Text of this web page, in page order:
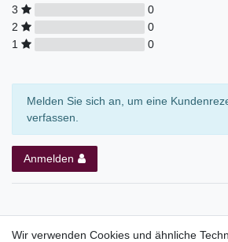
3
0
2
0
1
0
Melden Sie sich an, um eine
verfassen.
Anmelden
Wir verwenden Cookies und ähnliche